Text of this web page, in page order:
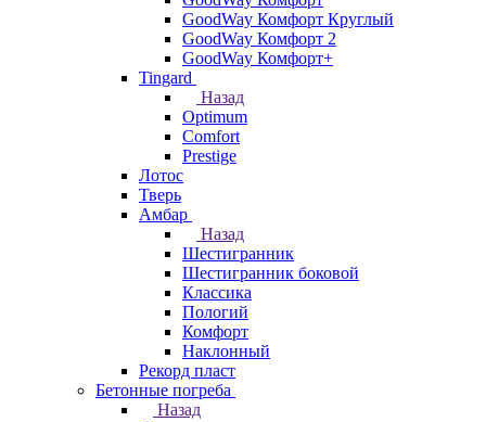
GoodWay Комфорт Круглый
GoodWay Комфорт 2
GoodWay Комфорт+
Tingard
Назад
Optimum
Comfort
Prestige
Лотос
Тверь
Амбар
Назад
Шестигранник
Шестигранник боковой
Классика
Пологий
Комфорт
Наклонный
Рекорд пласт
Бетонные погреба
Назад